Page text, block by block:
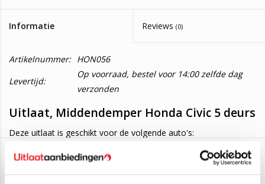
Informatie Reviews (0)
Artikelnummer: HON056
Levertijd:
Op voorraad, bestel voor 14:00 zelfde dag
verzonden
Uitlaat, Middendemper Honda Civic 5 deurs
Deze uitlaat is geschikt voor de volgende auto's:
(55KW/75PK - 1995 t/m 2001)
Honda Civic (5-Drs.) 1.4iS 16v
(66KW/90PK - 1994 t/m 2001)
Honda Civic (5-Drs.) 1.5(66KW/90PK - 1994 t/m 1997)